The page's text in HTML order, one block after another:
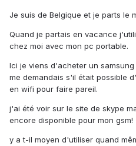
Je suis de Belgique et je parts le
Quand je partais en vacance
chez moi avec mon pc portable.
Ici je viens d'acheter un
me demandais s'il était possible
en wifi pour faire pareil.
j'ai été voir sur le site de skype
encore disponible pour mon gsm!
y a t-il moyen d'utiliser quand